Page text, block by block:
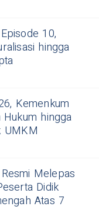
10,
hingga
Kemenkum
hingga
UMKM
Melepas
Didik
Atas 7